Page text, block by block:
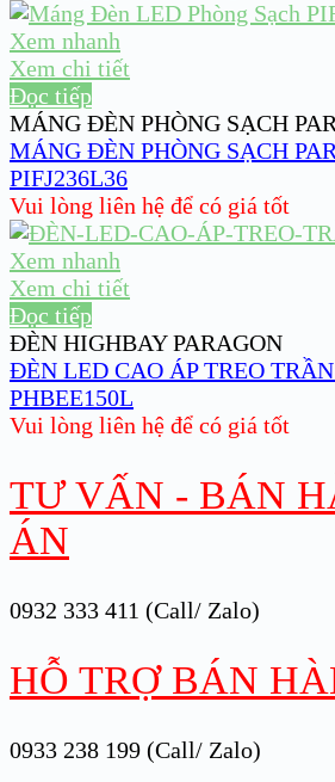
Xem nhanh
Xem chi tiết
Đọc tiếp
MÁNG ĐÈN PHÒNG SẠCH
MÁNG ĐÈN PHÒNG SẠCH
PIFJ236L36
Vui lòng liên hệ để có giá tốt
Xem nhanh
Xem chi tiết
Đọc tiếp
ĐÈN HIGHBAY PARAGON
ĐÈN LED CAO ÁP TREO
PHBEE150L
Vui lòng liên hệ để có giá tốt
TƯ VẤN - BÁN
ÁN
0932 333 411 (Call/ Zalo)
HỖ TRỢ BÁN
0933 238 199 (Call/ Zalo)